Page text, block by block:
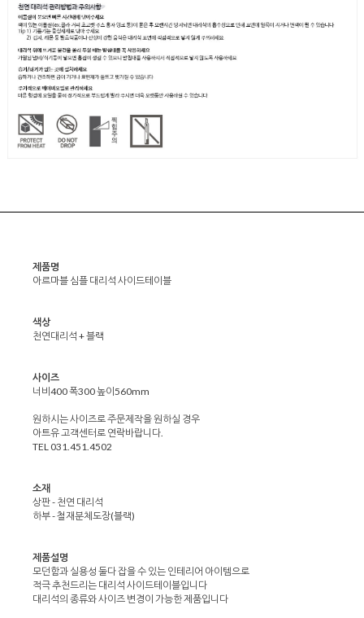
제품명
아르마블 심플 대리석 사이드테이블
색상
천연대리석 + 블랙
사이즈
너비400 폭300 높이560mm
원하시는 사이즈로 주문제작을 원하실 경우
아트유 고객센터로 연락바랍니다.
TEL 031.451.4502
소재
상판 - 천연 대리석
하부 - 철재분체도장(블랙)
제품설명
모던함과 실용성 둘다 잡을 수 있는 인테리어 아이템으로
적극 추천드리는 대리석 사이드테이블입니다
대리석의 종류와 사이즈 변경이 가능한 제품입니다